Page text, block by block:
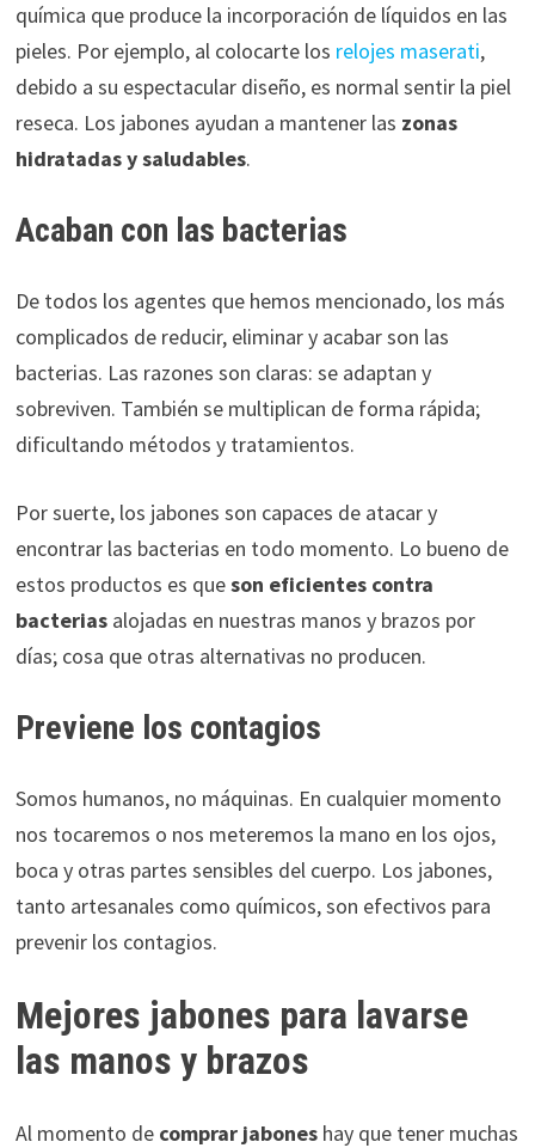
química que produce la incorporación de líquidos en las
pieles. Por ejemplo, al colocarte los relojes maserati,
debido a su espectacular diseño, es normal sentir la piel
reseca. Los jabones ayudan a mantener las zonas
hidratadas y saludables.
Acaban con las bacterias
De todos los agentes que hemos mencionado, los más
complicados de reducir, eliminar y acabar son las
bacterias. Las razones son claras: se adaptan y
sobreviven. También se multiplican de forma rápida;
dificultando métodos y tratamientos.
Por suerte, los jabones son capaces de atacar y
encontrar las bacterias en todo momento. Lo bueno de
estos productos es queson eficientes contra
bacteriasalojadas en nuestras manos y brazos por
días; cosa que otras alternativas no producen.
Previene los contagios
Somos humanos, no máquinas. En cualquier momento
nos tocaremos o nos meteremos la mano en los ojos,
boca y otras partes sensibles del cuerpo. Los jabones,
tanto artesanales como químicos, son efectivos para
prevenir los contagios.
Mejores jabones para lavarse
las manos y brazos
Al momento de comprar jaboneshay que tener muchas